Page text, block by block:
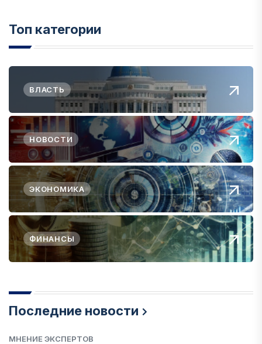
Топ категории
ВЛАСТЬ
НОВОСТИ
ЭКОНОМИКА
ФИНАНСЫ
Последние новости
МНЕНИЕ ЭКСПЕРТОВ